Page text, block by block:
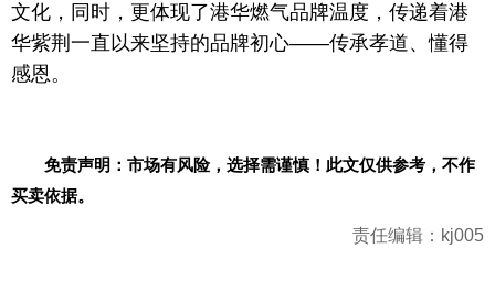
文化，同时，更体现了港华燃气品牌温度，传递着港
华紫荆一直以来坚持的品牌初心——传承孝道、懂得
感恩。
免责声明：市场有风险，选择需谨慎！此文仅供参考，不作
买卖依据。
责任编辑：kj005